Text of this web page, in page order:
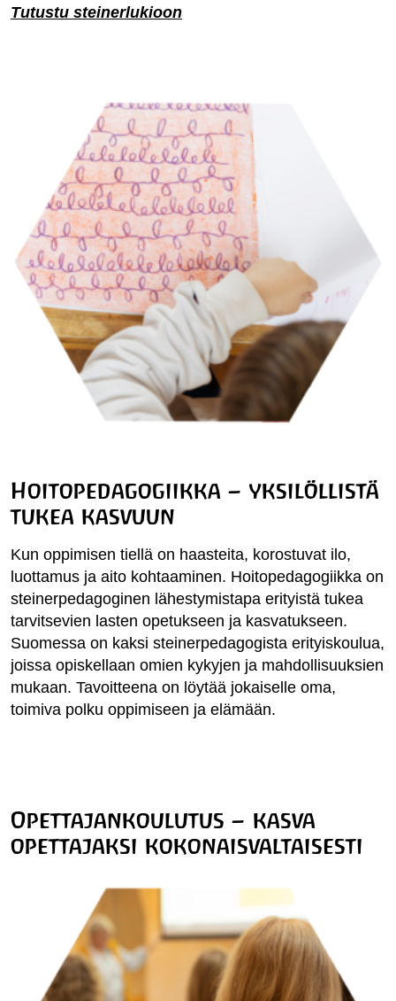
Tutustu steinerlukioon
Hoitopedagogiikka – yksilöllistä
tukea kasvuun
Kun oppimisen tiellä on haasteita, korostuvat ilo,
luottamus ja aito kohtaaminen. Hoitopedagogiikka on
steinerpedagoginen lähestymistapa erityistä tukea
tarvitsevien lasten opetukseen ja kasvatukseen.
Suomessa on kaksi steinerpedagogista erityiskoulua,
joissa opiskellaan omien kykyjen ja mahdollisuuksien
mukaan. Tavoitteena on löytää jokaiselle oma,
toimiva polku oppimiseen ja elämään.
Opettajankoulutus – kasva
opettajaksi kokonaisvaltaisesti